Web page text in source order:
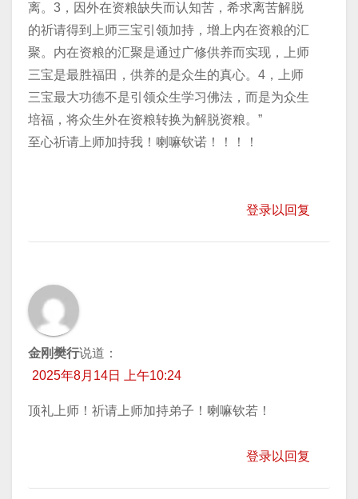
离。3，因外在资粮缺失而认知苦，希求离苦解脱
的祈请得到上师三宝引领加持，增上内在资粮的汇
聚。内在资粮的汇聚是通过广修供养而实现，上师
三宝是最胜福田，供养的是众生的真心。4，上师
三宝最大功德不是引领众生学习佛法，而是为众生
培福，将众生外在资粮转换为解脱资粮。”
至心祈请上师加持我！喇嘛钦诺！！！！
登录以回复
金刚樊行说道：
2025年8月14日 上午10:24
顶礼上师！祈请上师加持弟子！喇嘛钦若！
登录以回复